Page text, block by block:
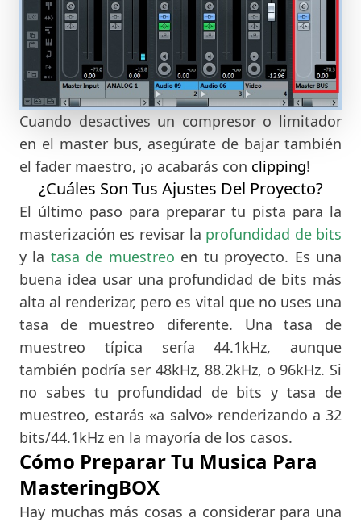
Cuando desactives un compresor o limitador
en el master bus, asegúrate de bajar también
el fader maestro, ¡o acabarás con clipping!
¿Cuáles Son Tus Ajustes Del Proyecto?
El último paso para preparar tu pista para la
masterización es revisar la profundidad de bits
y la tasa de muestreo en tu proyecto. Es una
buena idea usar una profundidad de bits más
alta al renderizar, pero es vital que no uses una
tasa de muestreo diferente. Una tasa de
muestreo típica sería 44.1kHz, aunque
también podría ser 48kHz, 88.2kHz, o 96kHz. Si
no sabes tu profundidad de bits y tasa de
muestreo, estarás «a salvo» renderizando a 32
bits/44.1kHz en la mayoría de los casos.
Cómo Preparar Tu Musica Para
MasteringBOX
Hay muchas más cosas a considerar para una